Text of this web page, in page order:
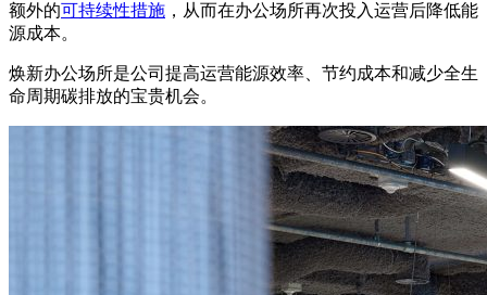
额外的可持续性措施 ，从而在办公场所再次投入运营后降低能
源成本。
焕新办公场所是公司提高运营能源效率、节约成本和减少全生
命周期碳排放的宝贵机会。